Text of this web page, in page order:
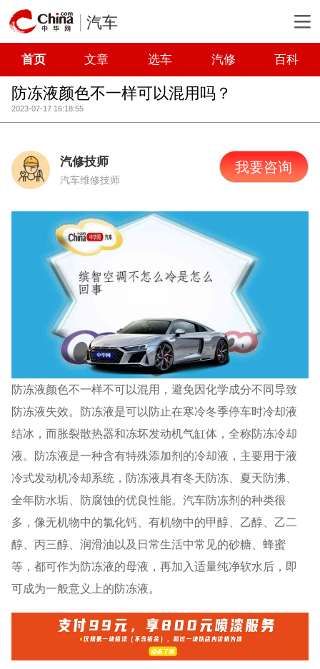
汽车
首页 文章 选车 汽修 百科
防冻液颜色不一样可以混用吗？
2023-07-17 16:18:55
汽修技师
汽车维修技师
我要咨询
防冻液颜色不一样不可以混用，避免因化学成分不同导致
防冻液失效。防冻液是可以防止在寒冷冬季停车时冷却液
结冰，而胀裂散热器和冻坏发动机气缸体，全称防冻冷却
液。防冻液是一种含有特殊添加剂的冷却液，主要用于液
冷式发动机冷却系统，防冻液具有冬天防冻、夏天防沸、
全年防水垢、防腐蚀的优良性能。汽车防冻剂的种类很
多，像无机物中的氯化钙、有机物中的甲醇、乙醇、乙二
醇、丙三醇、润滑油以及日常生活中常见的砂糖、蜂蜜
等，都可作为防冻液的母液，再加入适量纯净软水后，即
可成为一般意义上的防冻液。